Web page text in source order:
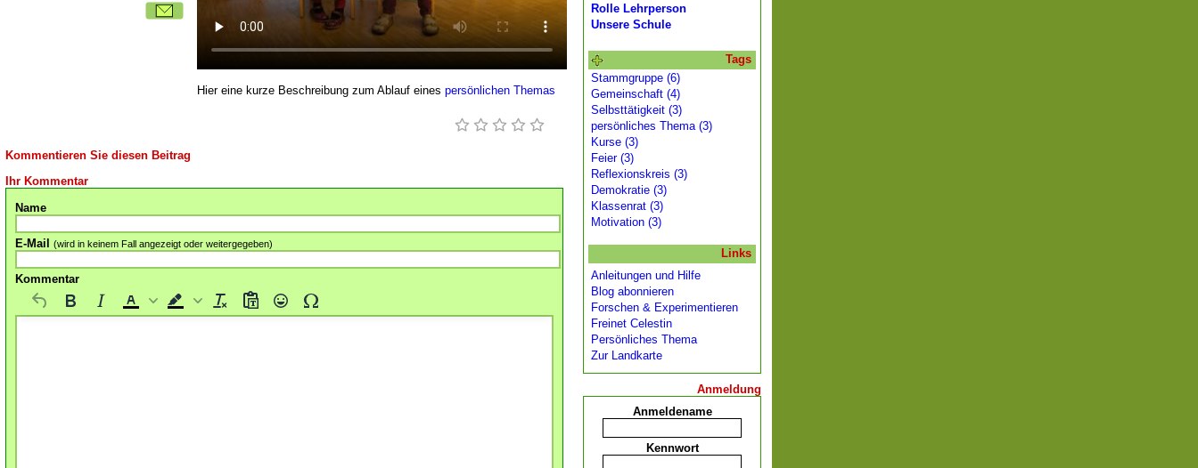
Hier eine kurze Beschreibung zum Ablauf eines persönlichen Themas
Kommentieren Sie diesen Beitrag
Ihr Kommentar
Name
E-Mail (wird in keinem Fall angezeigt oder weitergegeben)
Kommentar
Rolle Lehrperson
Unsere Schule
Tags
Stammgruppe (6)
Gemeinschaft (4)
Selbsttätigkeit (3)
persönliches Thema (3)
Kurse (3)
Feier (3)
Reflexionskreis (3)
Demokratie (3)
Klassenrat (3)
Motivation (3)
Links
Anleitungen und Hilfe
Blog abonnieren
Forschen & Experimentieren
Freinet Celestin
Persönliches Thema
Zur Landkarte
Anmeldung
Anmeldename
Kennwort